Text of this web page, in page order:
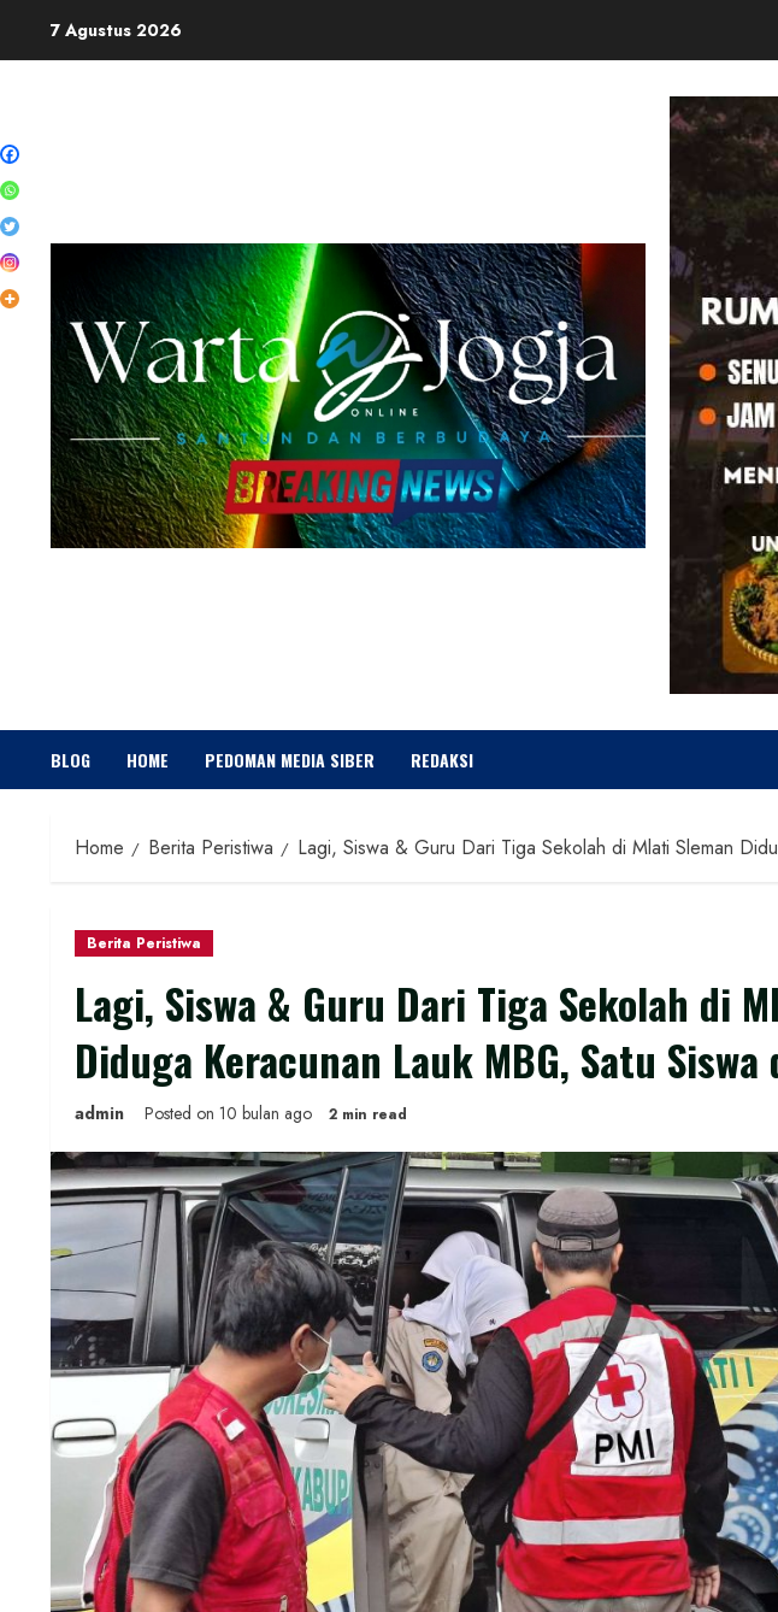
7 Agustus 2026
BLOG HOME PEDOMAN MEDIA SIBER REDAKSI
Home Berita Peristiwa Lagi, Siswa & Guru Dari Tiga Sekolah di Mlati Sleman
Berita Peristiwa
Lagi, Siswa & Guru Dari Tiga Sekolah di
Diduga Keracunan Lauk MBG, Satu Siswa
admin Posted on 10 bulan ago 2 min read